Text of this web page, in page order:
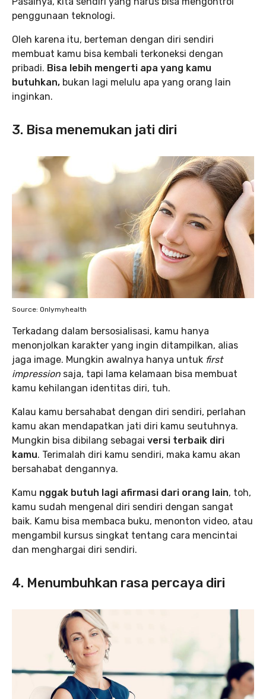
penggunaan teknologi.
Oleh karena itu, berteman dengan diri sendiri
membuat kamu bisa kembali terkoneksi dengan
pribadi. Bisa lebih mengerti apa yang kamu
butuhkan, bukan lagi melulu apa yang orang lain
inginkan.
3. Bisa menemukan jati diri
Source: Onlymyhealth
Terkadang dalam bersosialisasi, kamu hanya
menonjolkan karakter yang ingin ditampilkan, alias
jaga image. Mungkin awalnya hanya untuk first
impression saja, tapi lama kelamaan bisa membuat
kamu kehilangan identitas diri, tuh.
Kalau kamu bersahabat dengan diri sendiri, perlahan
kamu akan mendapatkan jati diri kamu seutuhnya.
Mungkin bisa dibilang sebagai versi terbaik diri
kamu. Terimalah diri kamu sendiri, maka kamu akan
bersahabat dengannya.
Kamu nggak butuh lagi afirmasi dari orang lain, toh,
kamu sudah mengenal diri sendiri dengan sangat
baik. Kamu bisa membaca buku, menonton video, atau
mengambil kursus singkat tentang cara mencintai
dan menghargai diri sendiri.
4. Menumbuhkan rasa percaya diri